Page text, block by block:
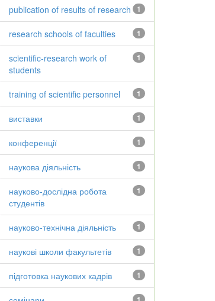
1
publication of results of research
1
research schools of faculties
1
scientific-research work of
students
1
training of scientific personnel
1
виставки
1
конференції
1
наукова діяльність
1
науково-дослідна робота
студентів
1
науково-технічна діяльність
1
наукові школи факультетів
1
підготовка наукових кадрів